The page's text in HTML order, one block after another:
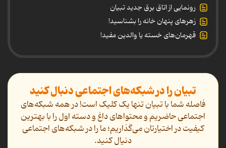
رونمایی از اتاق برق جدید تبیان
زهرهای پنهان خانه را بشناسید!
قهرمان‌های خسته یا والدین مفید!
تبیان را در شبکه‌های اجتماعی دنبال کنید
فاصله شما با تبیان تنها یک کلیک است! در همه شبکه‌های
اجتماعی حاضریم و محتواهای داغ و دسته اول را با بهترین
کیفیت در اختیارتان می‌گذاریم؛ ما را در شبکه‌های اجتماعی
دنیال کنید.